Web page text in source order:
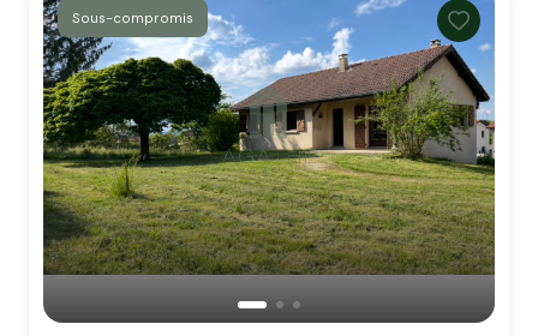
Sous-compromis